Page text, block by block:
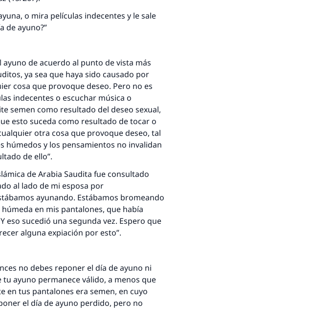
o mira películas indecentes y le sale
de ayuno?”
de acuerdo al punto de vista más
ya sea que haya sido causado por
cosa que provoque deseo. Pero no es
indecentes o escuchar música o
semen como resultado del deseo sexual,
esto suceda como resultado de tocar o
otra cosa que provoque deseo, tal
húmedos y los pensamientos no invalidan
de ello”.
de Arabia Saudita fue consultado
al lado de mi esposa por
ayunando. Estábamos bromeando
en mis pantalones, que había
eso sucedió una segunda vez. Espero que
alguna expiación por esto”.
no debes reponer el día de ayuno ni
ayuno permanece válido, a menos que
en tus pantalones era semen, en cuyo
el día de ayuno perdido, pero no
salvó un matrimonio.
ayuda a IslamQA.
Profeta ﷺ dijo:
a hacer el bien obtendrá la
aquellos que lo realicen."
1893)